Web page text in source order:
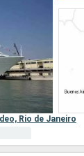
Rio de Janeiro